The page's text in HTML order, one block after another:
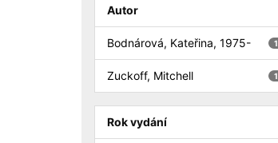
Autor
1
Bodnárová, Kateřina, 1975-
1
Zuckoff, Mitchell
Rok vydání